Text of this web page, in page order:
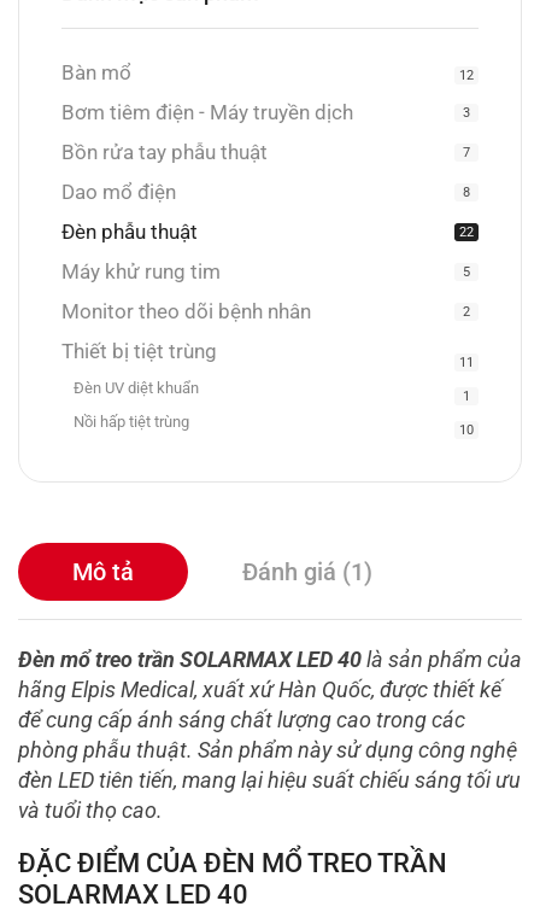
Bàn mổ 12
Bơm tiêm điện - Máy truyền dịch 3
Bồn rửa tay phẫu thuật 7
Dao mổ điện 8
Đèn phẫu thuật 22
Máy khử rung tim 5
Monitor theo dõi bệnh nhân 2
Thiết bị tiệt trùng 11
Đèn UV diệt khuẩn 1
Nồi hấp tiệt trùng 10
Mô tả Đánh giá (1)
Đèn mổ treo trần SOLARMAX LED 40là sản phẩm của
hãng Elpis Medical, xuất xứ Hàn Quốc, được thiết kế
để cung cấp ánh sáng chất lượng cao trong các
phòng phẫu thuật. Sản phẩm này sử dụng công nghệ
đèn LED tiên tiến, mang lại hiệu suất chiếu sáng tối ưu
và tuổi thọ cao.
ĐẶC ĐIỂM CỦA ĐÈN MỔ TREO TRẦN
SOLARMAX LED 40